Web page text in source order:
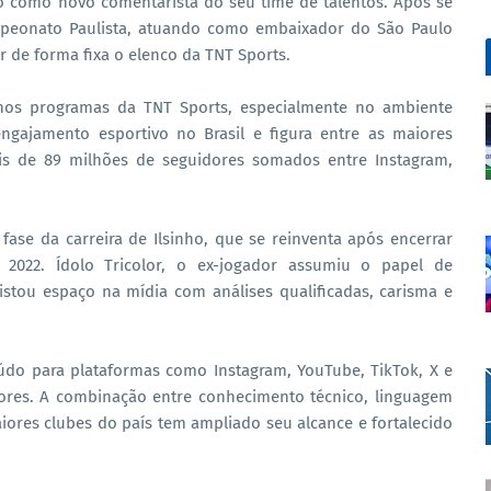
Paulista, atuando como embaixador do São Paulo
forma fixa o elenco da TNT Sports.
programas da TNT Sports, especialmente no ambiente
esportivo no Brasil e figura entre as maiores
de 89 milhões de seguidores somados entre Instagram,
da carreira de Ilsinho, que se reinventa após encerrar
Ídolo Tricolor, o ex-jogador assumiu o papel de
espaço na mídia com análises qualificadas, carisma e
para plataformas como Instagram, YouTube, TikTok, X e
A combinação entre conhecimento técnico, linguagem
clubes do país tem ampliado seu alcance e fortalecido